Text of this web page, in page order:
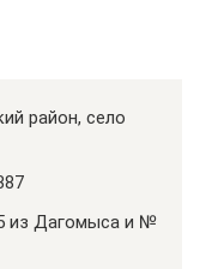
район, село
из Дагомыса и №